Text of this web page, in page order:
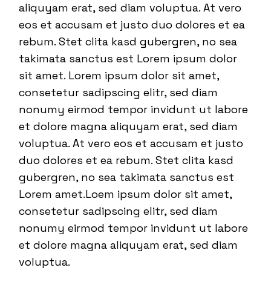
aliquyam erat, sed diam voluptua. At vero
eos et accusam et justo duo dolores et ea
rebum. Stet clita kasd gubergren, no sea
takimata sanctus est Lorem ipsum dolor
sit amet. Lorem ipsum dolor sit amet,
consetetur sadipscing elitr, sed diam
nonumy eirmod tempor invidunt ut labore
et dolore magna aliquyam erat, sed diam
voluptua. At vero eos et accusam et justo
duo dolores et ea rebum. Stet clita kasd
gubergren, no sea takimata sanctus est
Lorem amet.Loem ipsum dolor sit amet,
consetetur sadipscing elitr, sed diam
nonumy eirmod tempor invidunt ut labore
et dolore magna aliquyam erat, sed diam
voluptua.